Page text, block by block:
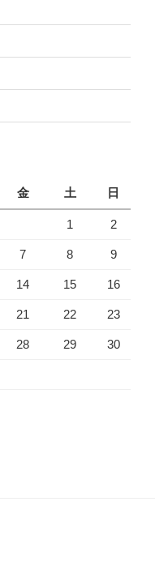
金 土 日
1 2
7 8 9
14 15 16
21 22 23
28 29 30